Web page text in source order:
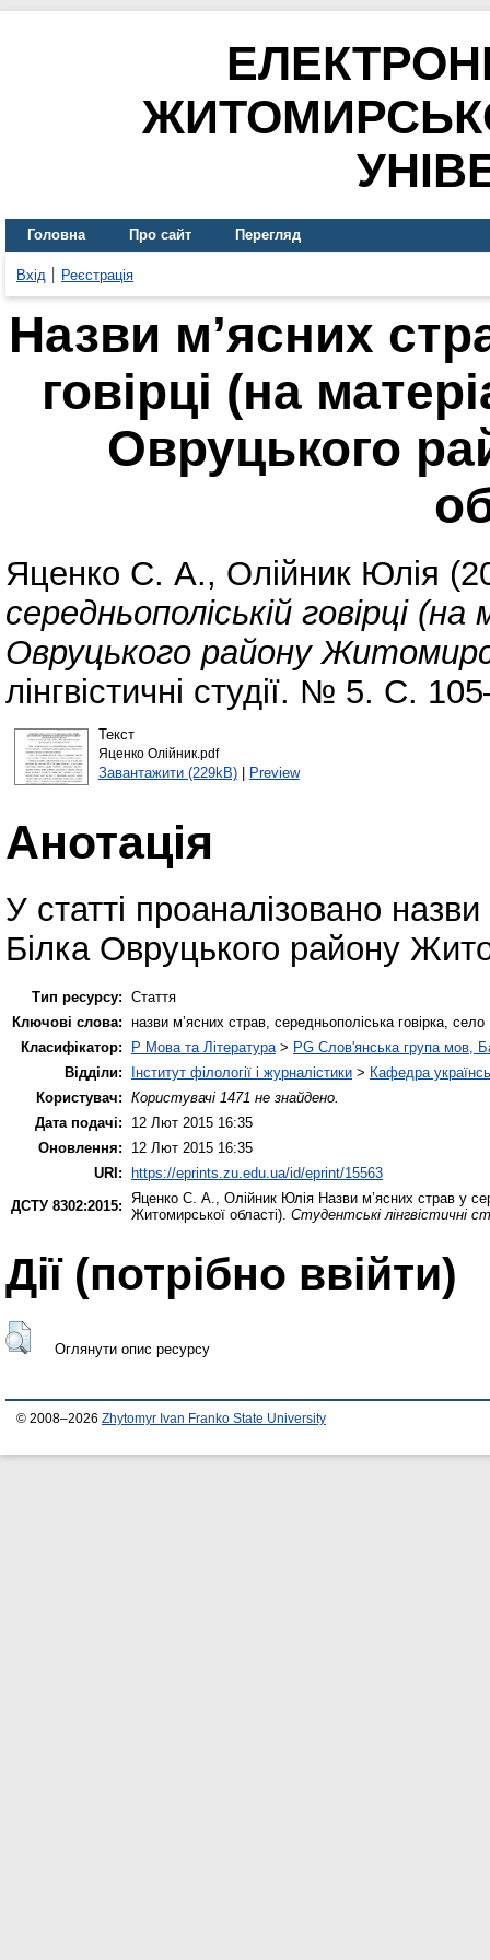
Головна Про сайт Перегляд
Вхід Реєстрація
Назви м’ясних
говірці (на
Овруцького
Яценко С. А., Олійник Юлія
середньополіській говірці
Овруцького району
лінгвістичні студії. № 5. С.
Текст
Яценко Олійник.pdf
Завантажити (229kB)| Preview
Анотація
У статті проаналізовано
Білка Овруцького району
Тип ресурсу: Стаття
Ключові слова: назви м’ясних страв, середньополіська говірка,
Класифікатор:
P Мова та Література > PG Слов'янська група мов,
Відділи:
Інститут філології і журналістики > Кафедра
Користувач: Користувачі 1471 не знайдено.
Дата подачі:
12 Лют 2015 16:35
Оновлення:
12 Лют 2015 16:35
URI: https://eprints.zu.edu.ua/id/eprint/15563
ДСТУ 8302:2015:
Яценко С. А. Олійник Юлія Назви м’ясних страв у
Житомирської області). Студентські лінгвістичні
Дії ​​(потрібно ввійти)
Оглянути опис ресурсу
© 2008–2026 Zhytomyr Ivan Franko State University